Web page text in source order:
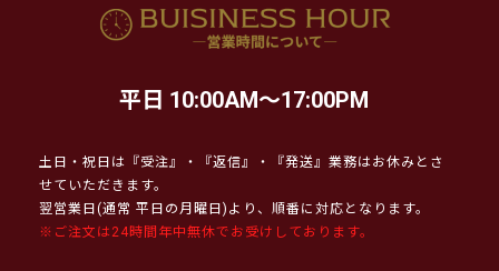
平日 10:00AM～17:00PM
土日・祝日は『受注』・『返信』・『発送』業務はお休みとさ
せていただきます。
翌営業日(通常 平日の月曜日)より、順番に対応となります。
※ご注文は24時間年中無休でお受けしております。